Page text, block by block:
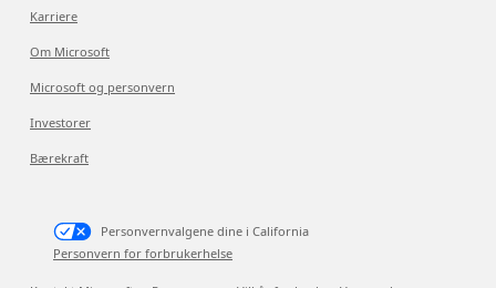
Karriere
Om Microsoft
Microsoft og personvern
Investorer
Bærekraft
Personvernvalgene dine i California
Personvern for forbrukerhelse